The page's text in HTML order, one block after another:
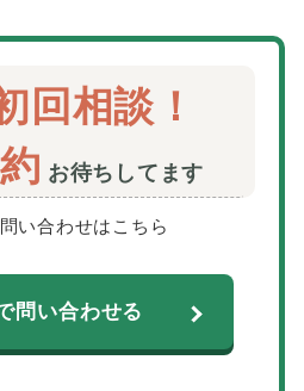
回相談！
お待ちしてます
い合わせはこちら
問い合わせる